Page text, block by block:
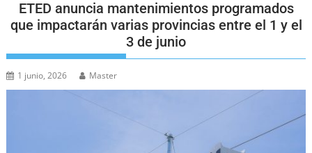
ETED anuncia mantenimientos programados
que impactarán varias provincias entre el 1 y el
3 de junio
1 junio, 2026 Master